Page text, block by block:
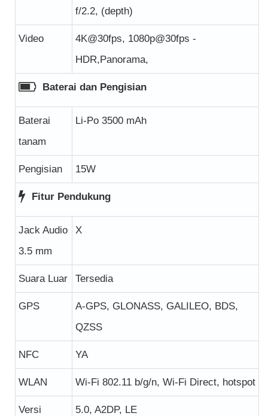
f/2.2, (depth)
Video
4K@30fps, 1080p@30fps -
HDR,Panorama,
Baterai dan Pengisian
Baterai
tanam
Li-Po 3500 mAh
Pengisian 15W
Fitur Pendukung
Jack Audio
3.5 mm
X
Suara Luar Tersedia
GPS
A-GPS, GLONASS, GALILEO, BDS,
QZSS
NFC YA
WLAN Wi-Fi 802.11 b/g/n, Wi-Fi Direct, hotspot
Versi
5.0, A2DP, LE